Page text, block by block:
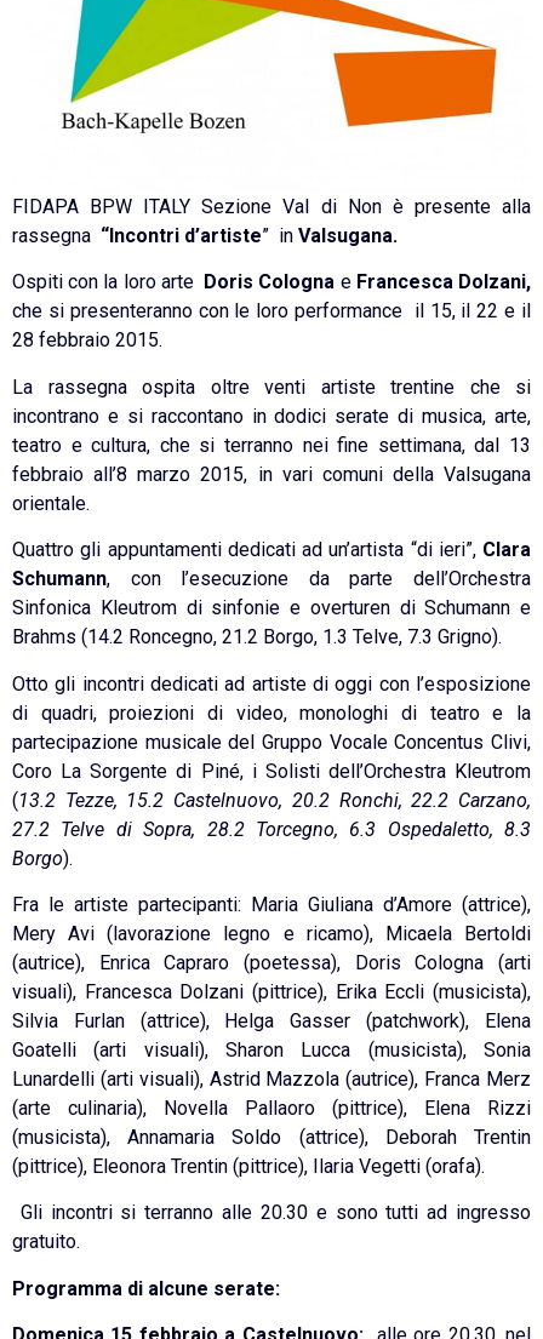
FIDAPA BPW ITALY Sezione Val di Non è presente alla
rassegna “Incontri d’artiste” in Valsugana.
Ospiti con la loro arte Doris Cologna e Francesca Dolzani,
che si presenteranno con le loro performance il 15, il 22 e il
28 febbraio 2015.
La rassegna ospita oltre venti artiste trentine che si
incontrano e si raccontano in dodici serate di musica, arte,
teatro e cultura, che si terranno nei fine settimana, dal 13
febbraio all’8 marzo 2015, in vari comuni della Valsugana
orientale.
Quattro gli appuntamenti dedicati ad un’artista “di ieri”, Clara
Schumann, con l’esecuzione da parte dell’Orchestra
Sinfonica Kleutrom di sinfonie e overturen di Schumann e
Brahms (14.2 Roncegno, 21.2 Borgo, 1.3 Telve, 7.3 Grigno).
Otto gli incontri dedicati ad artiste di oggi con l’esposizione
di quadri, proiezioni di video, monologhi di teatro e la
partecipazione musicale del Gruppo Vocale Concentus Clivi,
Coro La Sorgente di Piné, i Solisti dell’Orchestra Kleutrom
(13.2 Tezze, 15.2 Castelnuovo, 20.2 Ronchi, 22.2 Carzano,
27.2 Telve di Sopra, 28.2 Torcegno, 6.3 Ospedaletto, 8.3
Borgo).
Fra le artiste partecipanti: Maria Giuliana d’Amore (attrice),
Mery Avi (lavorazione legno e ricamo), Micaela Bertoldi
(autrice), Enrica Capraro (poetessa), Doris Cologna (arti
visuali), Francesca Dolzani (pittrice), Erika Eccli (musicista),
Silvia Furlan (attrice), Helga Gasser (patchwork), Elena
Goatelli (arti visuali), Sharon Lucca (musicista), Sonia
Lunardelli (arti visuali), Astrid Mazzola (autrice), Franca Merz
(arte culinaria), Novella Pallaoro (pittrice), Elena Rizzi
(musicista), Annamaria Soldo (attrice), Deborah Trentin
(pittrice), Eleonora Trentin (pittrice), Ilaria Vegetti (orafa).
Gli incontri si terranno alle 20.30 e sono tutti ad ingresso
gratuito.
Programma di alcune serate: